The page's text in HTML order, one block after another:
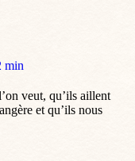
min
veut, qu’ils aillent
et qu’ils nous